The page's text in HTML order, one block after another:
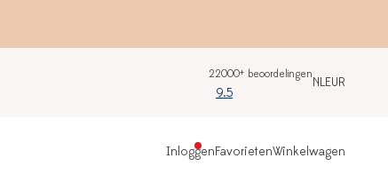
22000+ beoordelingen
9.5
NLEUR
InloggenFavorietenWinkelwagen